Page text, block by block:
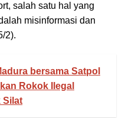
salah satu hal yang
misinformasi dan
2).
bersama Satpol
Rokok Ilegal
Silat